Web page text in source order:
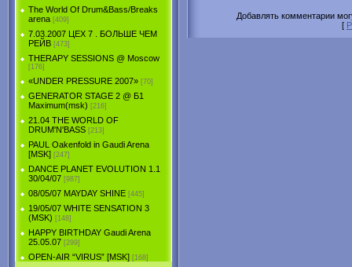
The World Of Drum&Bass/Breaks
arena [409]
7.03.2007 ЦЕХ 7 . БОЛЬШЕ ЧЕМ
РЕЙВ [473]
THERAPY SESSIONS @ Moscow
[176]
«UNDER PRESSURE 2007» [70]
GENERATOR STAGE 2 @ Б1
Maximum(msk) [216]
21.04 THE WORLD OF
DRUM'N'BASS [213]
PAUL Oakenfold in Gaudi Arena
[MSK] [247]
DANCE PLANET EVOLUTION 1.1
30/04/07 [987]
08/05/07 MAYDAY SHINE [445]
19/05/07 WHITE SENSATION 3
(MSK) [148]
HAPPY BIRTHDAY Gaudi Arena
25.05.07 [299]
OPEN-AIR “VIRUS” [MSK] [168]
Добавлять комментарии
[